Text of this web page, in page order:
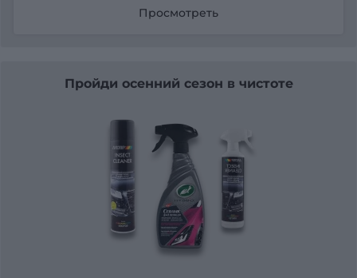
Просмотреть
Пройди осенний сезон в чистоте